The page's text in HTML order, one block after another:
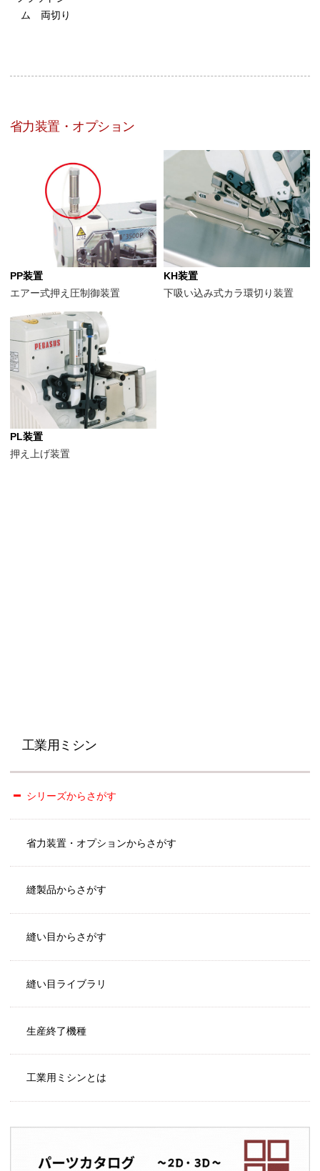
ム 両切り
省力装置・オプション
PP装置
エアー式押え圧制御装置
KH装置
下吸い込み式カラ環切り装置
PL装置
押え上げ装置
工業用ミシン
シリーズからさがす
省力装置・オプションからさがす
縫製品からさがす
縫い目からさがす
縫い目ライブラリ
生産終了機種
工業用ミシンとは